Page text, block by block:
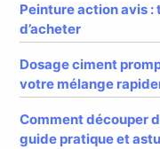
Peinture action avis :
d’acheter
Dosage ciment
votre mélange
Comment découper
guide pratique et